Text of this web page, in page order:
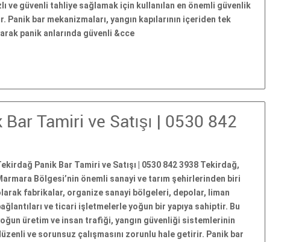
ve güvenli tahliye sağlamak için kullanılan en önemli güvenlik
Panik bar mekanizmaları, yangın kapılarının içeriden tek
panik anlarında güvenli &cce
Tamiri ve Satışı | 0530 842
Panik Bar Tamiri ve Satışı | 0530 842 3938 Tekirdağ,
Bölgesi’nin önemli sanayi ve tarım şehirlerinden biri
fabrikalar, organize sanayi bölgeleri, depolar, liman
ve ticari işletmelerle yoğun bir yapıya sahiptir. Bu
üretim ve insan trafiği, yangın güvenliği sistemlerinin
ve sorunsuz çalışmasını zorunlu hale getirir. Panik bar